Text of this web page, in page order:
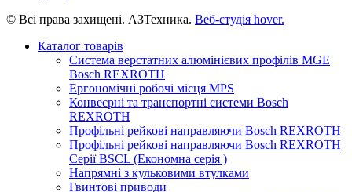
© Всі права захищені. АЗТехника. Веб-студія hover.
Каталог товарів
Система верстатних алюмінієвих профілів MGE
Bosch REXROTH
Ергономічні робочі місця MPS
Конвеєрні та транспортні системи Bosch
REXROTH
Профільні рейкові направляючи Bosch REXROTH
Профільні рейкові направляючи Bosch REXROTH
Серії BSCL (Економна серія )
Напрямні з кульковими втулками
Гвинтові приводи